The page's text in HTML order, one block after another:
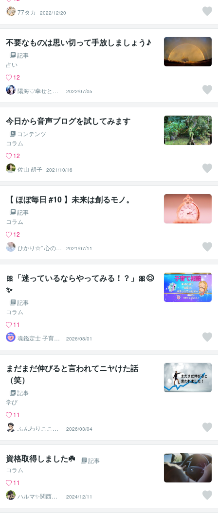
77タカ
2022/12/20
不要なものは思い切って手放しましょう♪
記事
占い
12
陽海♡幸せと癒
しと元気をあな
たに
2022/07/05
今日から音声ブログを試してみます
コンテンツ
コラム
12
佐山 胡子 2021/10/16
【 ほぼ毎日 #10 】未来は創るモノ。
記事
コラム
12
ひかり☆” 心の休
憩室
2021/07/11
🎀「迷っているならやってみる！？」🎀😌
✨️
記事
コラム
11
魂鑑定士 子育て
かぁちゃん！
2026/08/01
まだまだ伸びると言われてニヤけた話
（笑）
記事
学び
11
ふんわりこころ
サポート☘️みち
まさ
2026/03/04
資格取得しました☘️
記事
コラム
11
ハルマ✨関西の
傾聴マスター
2024/12/11